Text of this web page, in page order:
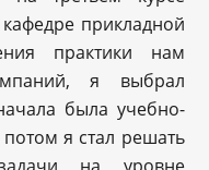
прикладной
практики нам
я выбрал
была учебно-
я стал решать